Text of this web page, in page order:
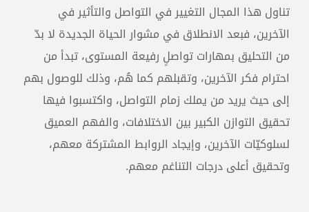
تناول هذا المجال التغيير في التواصل والتأثير في
الآخرين، فبعد الانطلاق في مشوار الحياة الجديدة لا بدّ
من التحليق بمهارات تواصلٍ رفيعة المستوى، تبدأ من
احترام فكر الآخرين، وتقبلهم كما هُم، وذلك للوصول بهم
إلى حيث يريد من يملك زمام التواصل، واكتسبوا فيها
تحقيق التوازن الكبير بين الاختلافات، والفهم العميق
لسلوكيّات الآخرين، وإيجاد الروابط المشتركة معهم،
وتحقيق أعلى درجات التناغم معهم.